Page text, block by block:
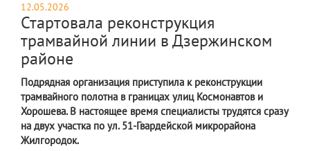
12.05.2026
Стартовала реконструкция
трамвайной линии в Дзержинском
районе
Подрядная организация приступила к реконструкции
трамвайного полотна в границах улиц Космонавтов и
Хорошева. В настоящее время специалисты трудятся сразу
на двух участка по ул. 51-Гвардейской микрорайона
Жилгородок.